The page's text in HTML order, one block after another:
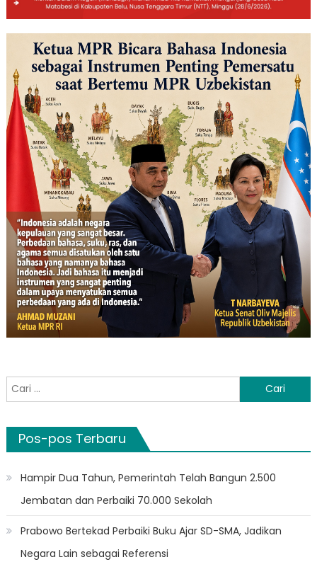
Cari
untuk:
Pos-pos Terbaru
Hampir Dua Tahun, Pemerintah Telah Bangun 2.500
Jembatan dan Perbaiki 70.000 Sekolah
Prabowo Bertekad Perbaiki Buku Ajar SD-SMA, Jadikan
Negara Lain sebagai Referensi